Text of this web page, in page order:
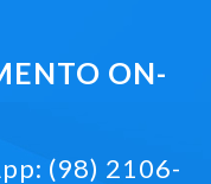
ON-
(98) 2106-